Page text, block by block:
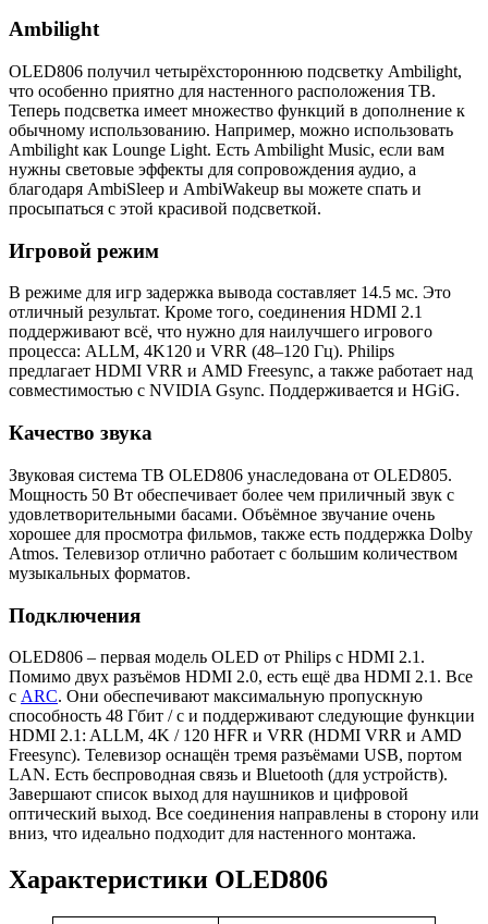
Ambilight
OLED806 получил четырёхстороннюю подсветку Ambilight,
что особенно приятно для настенного расположения ТВ.
Теперь подсветка имеет множество функций в дополнение к
обычному использованию. Например, можно использовать
Ambilight как Lounge Light. Есть Ambilight Music, если вам
нужны световые эффекты для сопровождения аудио, а
благодаря AmbiSleep и AmbiWakeup вы можете спать и
просыпаться с этой красивой подсветкой.
Игровой режим
В режиме для игр задержка вывода составляет 14.5 мс. Это
отличный результат. Кроме того, соединения HDMI 2.1
поддерживают всё, что нужно для наилучшего игрового
процесса: ALLM, 4K120 и VRR (48–120 Гц). Philips
предлагает HDMI VRR и AMD Freesync, а также работает над
совместимостью с NVIDIA Gsync. Поддерживается и HGiG.
Качество звука
Звуковая система ТВ OLED806 унаследована от OLED805.
Мощность 50 Вт обеспечивает более чем приличный звук с
удовлетворительными басами. Объёмное звучание очень
хорошее для просмотра фильмов, также есть поддержка Dolby
Atmos. Телевизор отлично работает с большим количеством
музыкальных форматов.
Подключения
OLED806 – первая модель OLED от Philips с HDMI 2.1.
Помимо двух разъёмов HDMI 2.0, есть ещё два HDMI 2.1. Все
с ARC. Они обеспечивают максимальную пропускную
способность 48 Гбит / с и поддерживают следующие функции
HDMI 2.1: ALLM, 4K / 120 HFR и VRR (HDMI VRR и AMD
Freesync). Телевизор оснащён тремя разъёмами USB, портом
LAN. Есть беспроводная связь и Bluetooth (для устройств).
Завершают список выход для наушников и цифровой
оптический выход. Все соединения направлены в сторону или
вниз, что идеально подходит для настенного монтажа.
Характеристики OLED806